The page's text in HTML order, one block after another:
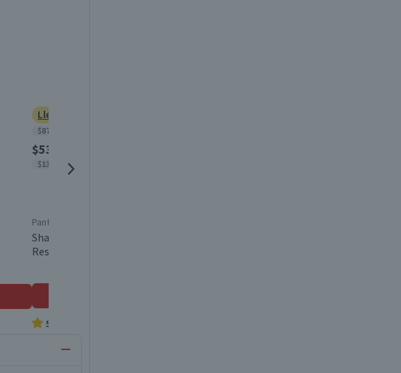
Lleva 2 por $6990
$874 x 100ml
$5390
$1348 x 100ml
Pantene
Shampoo Pantene Pro-V
Restauración 400 ml
5.0